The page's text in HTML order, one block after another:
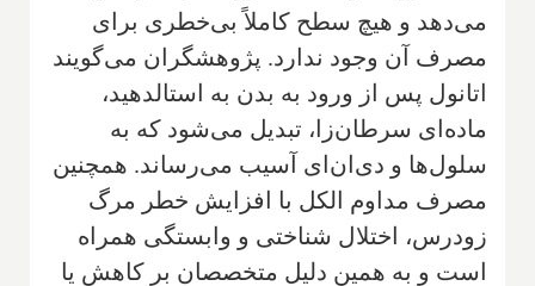
می‌دهد و هیچ سطح کاملاً بی‌خطری برای
مصرف آن وجود ندارد. پژوهشگران می‌گویند
اتانول پس از ورود به بدن به استالدهید،
ماده‌ای سرطان‌زا، تبدیل می‌شود که به
سلول‌ها و دی‌ان‌ای آسیب می‌رساند. همچنین
مصرف مداوم الکل با افزایش خطر مرگ
زودرس، اختلال شناختی و وابستگی همراه
است و به همین دلیل متخصصان بر کاهش یا